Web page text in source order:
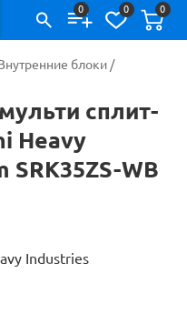
0 0 0
блоки /
сплит-
Heavy
WB
Industries